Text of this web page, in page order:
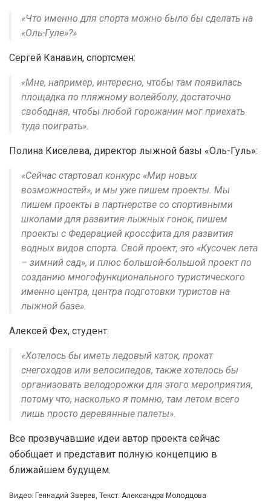
«Что именно для спорта можно было бы сделать на
«Оль-Гуле»?»
Сергей Канавин, спортсмен:
«Мне, например, интересно, чтобы там появилась
площадка по пляжному волейболу, достаточно
свободная, чтобы любой горожанин мог приехать
туда поиграть».
Полина Киселева, директор лыжной базы «Оль-Гуль»:
«Сейчас стартовал конкурс «Мир новых
возможностей», и мы уже пишем проекты. Мы
пишем проекты в партнерстве со спортивными
школами для развития лыжных гонок, пишем
проекты с Федерацией кроссфита для развития
водных видов спорта. Свой проект, это «Кусочек лета
– зимний сад», и плюс большой-большой проект по
созданию многофункционального туристического
именно центра, центра подготовки туристов на
лыжной базе».
Алексей Фех, студент:
«Хотелось бы иметь ледовый каток, прокат
снегоходов или велосипедов, также хотелось бы
организовать велодорожки для этого мероприятия,
потому что, насколько я помню, там летом всего
лишь просто деревянные палеты».
Все прозвучавшие идеи автор проекта сейчас
обобщает и представит полную концепцию в
ближайшем будущем.
Видео: Геннадий Зверев, Текст: Александра Молодцова